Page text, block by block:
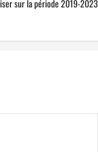
sur la période 2019-2023